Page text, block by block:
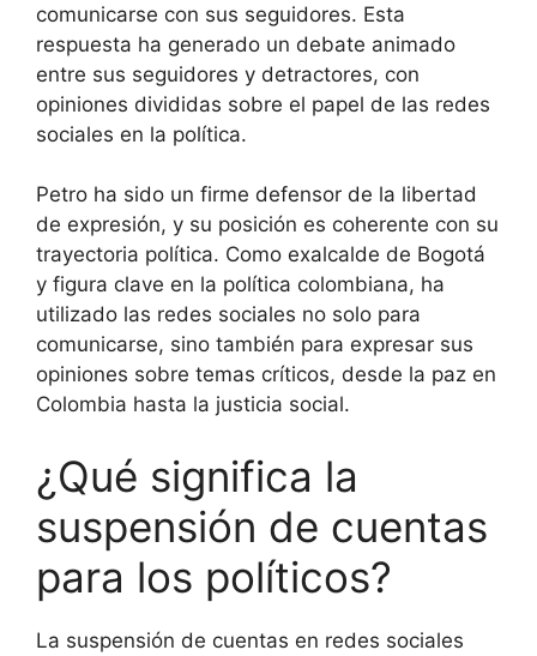
comunicarse con sus seguidores. Esta
respuesta ha generado un debate animado
entre sus seguidores y detractores, con
opiniones divididas sobre el papel de las redes
sociales en la política.
Petro ha sido un firme defensor de la libertad
de expresión, y su posición es coherente con su
trayectoria política. Como exalcalde de Bogotá
y figura clave en la política colombiana, ha
utilizado las redes sociales no solo para
comunicarse, sino también para expresar sus
opiniones sobre temas críticos, desde la paz en
Colombia hasta la justicia social.
¿Qué significa la
suspensión de cuentas
para los políticos?
La suspensión de cuentas en redes sociales